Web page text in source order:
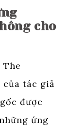
cho
tác giả
được
ứng